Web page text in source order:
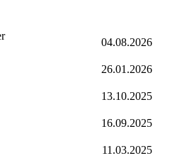
04.08.2026
26.01.2026
13.10.2025
16.09.2025
11.03.2025